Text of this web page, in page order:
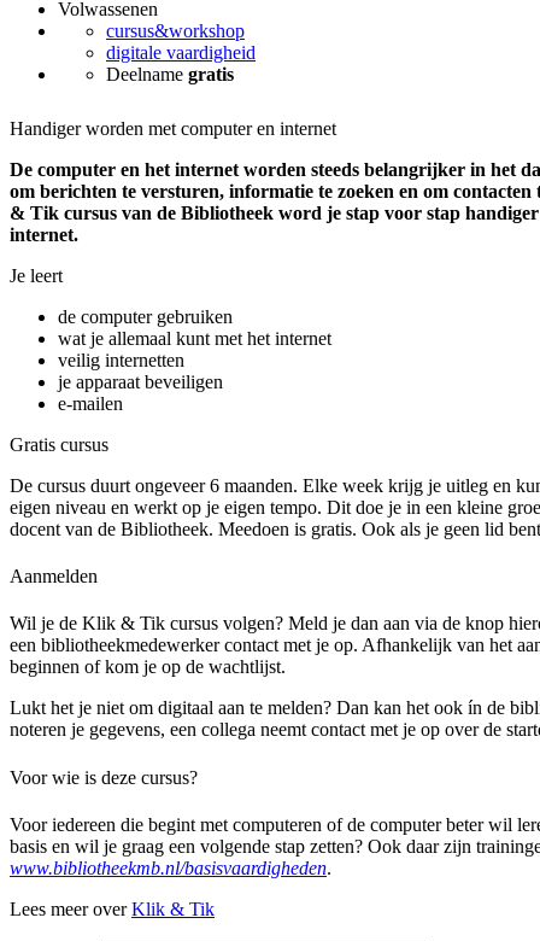
Volwassenen
cursus&workshop
digitale vaardigheid
Deelname gratis
Handiger worden met computer en internet
De computer en het internet worden steeds belangrijker in het
om berichten te versturen, informatie te zoeken en om
& Tik cursus van de Bibliotheek word je stap voor stap
internet.
Je leert
de computer gebruiken
wat je allemaal kunt met het internet
veilig internetten
je apparaat beveiligen
e-mailen
Gratis cursus
De cursus duurt ongeveer 6 maanden. Elke week krijg je uitleg en
eigen niveau en werkt op je eigen tempo. Dit doe je in een kleine
docent van de Bibliotheek. Meedoen is gratis. Ook als je geen lid
Aanmelden
Wil je de Klik & Tik cursus volgen? Meld je dan aan via de knop
een bibliotheekmedewerker contact met je op. Afhankelijk van het
beginnen of kom je op de wachtlijst.
Lukt het je niet om digitaal aan te melden? Dan kan het ook ín de
noteren je gegevens, een collega neemt contact met je op over de
Voor wie is deze cursus?
Voor iedereen die begint met computeren of de computer beter wil
basis en wil je graag een volgende stap zetten? Ook daar zijn
www.bibliotheekmb.nl/basisvaardigheden.
Lees meer overKlik & Tik